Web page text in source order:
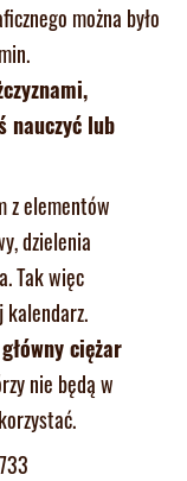
można było
nauczyć lub
z elementów
dzielenia
Tak więc
główny ciężar
nie będą w